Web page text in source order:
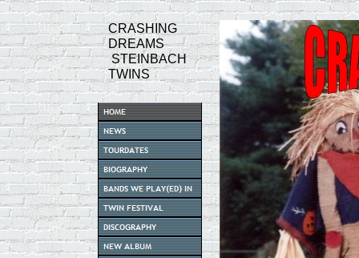
CRASHING
DREAMS
STEINBACH
TWINS